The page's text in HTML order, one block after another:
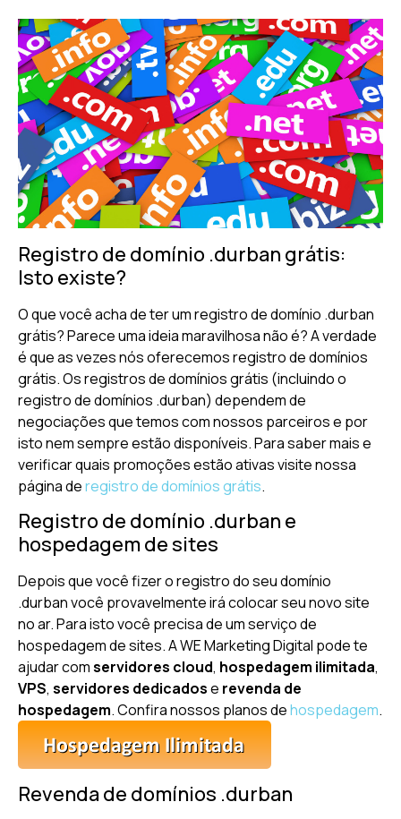
Registro de domínio .durban grátis:
Isto existe?
O que você acha de ter um registro de domínio .durban
grátis? Parece uma ideia maravilhosa não é? A verdade
é que as vezes nós oferecemos registro de domínios
grátis. Os registros de domínios grátis (incluindo o
registro de domínios .durban) dependem de
negociações que temos com nossos parceiros e por
isto nem sempre estão disponíveis. Para saber mais e
verificar quais promoções estão ativas visite nossa
página deregistro de domínios grátis.
Registro de domínio .durban e
hospedagem de sites
Depois que você fizer o registro do seu domínio
.durban você provavelmente irá colocar seu novo site
no ar. Para isto você precisa de um serviço de
hospedagem de sites. A WE Marketing Digital pode te
ajudar comservidores cloud, hospedagem ilimitada,
VPS, servidores dedicadose revenda de
hospedagem. Confira nossos planos dehospedagem.
Revenda de domínios .durban